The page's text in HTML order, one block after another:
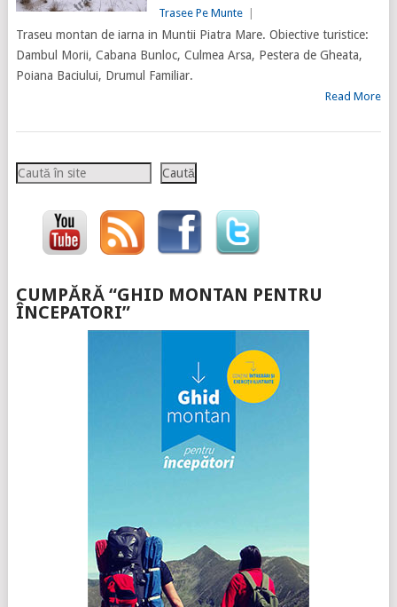
Trasee Pe Munte
Traseu montan de iarna in Muntii Piatra Mare. Obiective turistice:
Dambul Morii, Cabana Bunloc, Culmea Arsa, Pestera de Gheata,
Poiana Baciului, Drumul Familiar.
Read More
Caută Caută
CUMPĂRĂ “GHID MONTAN PENTRU
ÎNCEPATORI”